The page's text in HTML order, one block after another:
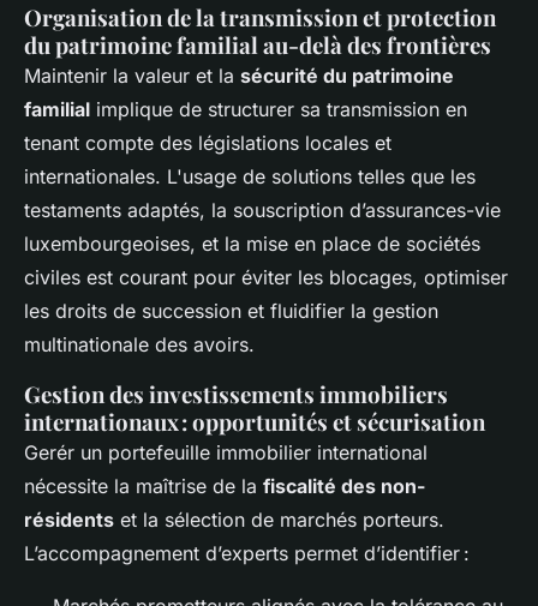
Organisation de la transmission et protection
du patrimoine familial au-delà des frontières
Maintenir la valeur et la sécurité du patrimoine
familial implique de structurer sa transmission en
tenant compte des législations locales et
internationales. L'usage de solutions telles que les
testaments adaptés, la souscription d’assurances-vie
luxembourgeoises, et la mise en place de sociétés
civiles est courant pour éviter les blocages, optimiser
les droits de succession et fluidifier la gestion
multinationale des avoirs.
Gestion des investissements immobiliers
internationaux : opportunités et sécurisation
Gerér un portefeuille immobilier international
nécessite la maîtrise de la fiscalité des non-
résidents et la sélection de marchés porteurs.
L’accompagnement d’experts permet d’identifier :